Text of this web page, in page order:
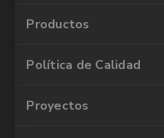
Productos
Política de Calidad
Proyectos